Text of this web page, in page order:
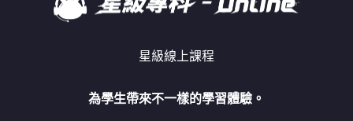
星級線上課程
為學生帶來不一樣的學習體驗。